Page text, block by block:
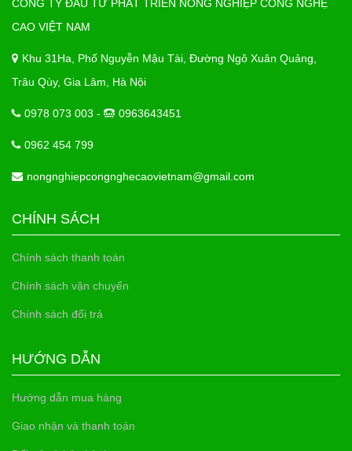
CÔNG TY ĐẦU TƯ PHÁT TRIỂN NÔNG NGHIỆP CÔNG NGHỆ
CAO VIỆT NAM
Khu 31Ha, Phố Nguyễn Mậu Tài, Đường Ngô Xuân Quảng,
Trâu Qùy, Gia Lâm, Hà Nội
0978 073 003 - 0963643451
0962 454 799
nongnghiepcongnghecaovietnam@gmail.com
CHÍNH SÁCH
Chính sách thanh toán
Chính sách vận chuyển
Chính sách đổi trả
HƯỚNG DẪN
Hướng dẫn mua hàng
Giao nhận và thanh toán